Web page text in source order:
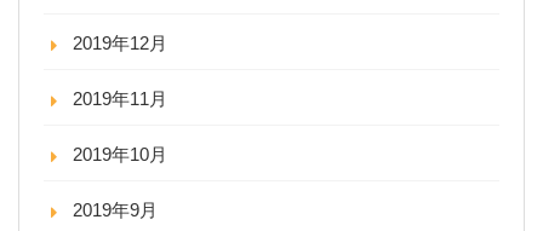
2019年12月
2019年11月
2019年10月
2019年9月